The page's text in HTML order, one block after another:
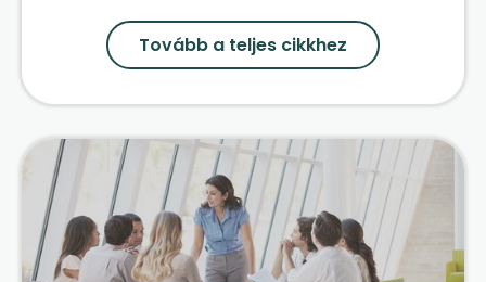
Tovább a teljes cikkhez